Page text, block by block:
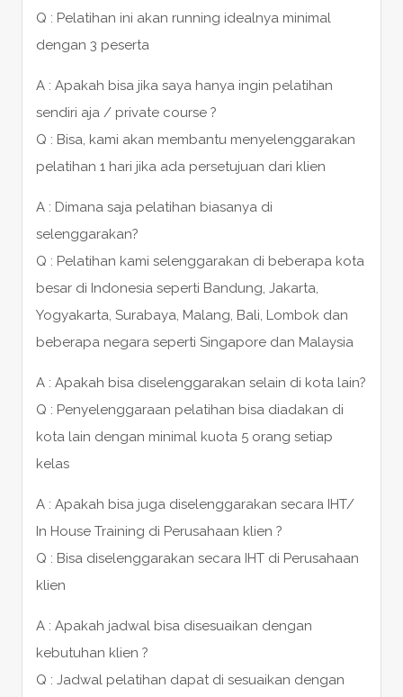
Q : Pelatihan ini akan running idealnya minimal
dengan 3 peserta
A : Apakah bisa jika saya hanya ingin pelatihan
sendiri aja / private course ?
Q : Bisa, kami akan membantu menyelenggarakan
pelatihan 1 hari jika ada persetujuan dari klien
A : Dimana saja pelatihan biasanya di
selenggarakan?
Q : Pelatihan kami selenggarakan di beberapa kota
besar di Indonesia seperti Bandung, Jakarta,
Yogyakarta, Surabaya, Malang, Bali, Lombok dan
beberapa negara seperti Singapore dan Malaysia
A : Apakah bisa diselenggarakan selain di kota lain?
Q : Penyelenggaraan pelatihan bisa diadakan di
kota lain dengan minimal kuota 5 orang setiap
kelas
A : Apakah bisa juga diselenggarakan secara IHT/
In House Training di Perusahaan klien ?
Q : Bisa diselenggarakan secara IHT di Perusahaan
klien
A : Apakah jadwal bisa disesuaikan dengan
kebutuhan klien ?
Q : Jadwal pelatihan dapat di sesuaikan dengan